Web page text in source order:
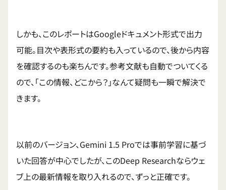
しかも、このレポートはGoogleドキュメント形式で出力
可能。目次や表形式の要約も入っているので、後から内容
を確認するのも楽ちんです。参考文献も自動でついてくる
ので、「この情報、どこから？」なんて疑問も一瞬で解決で
きます。
以前のバージョン、Gemini 1.5 Proでは事前学習に基づ
いた回答が中心でしたが、このDeep Researchならウェ
ブ上の最新情報を取り入れるので、ずっと正確です。